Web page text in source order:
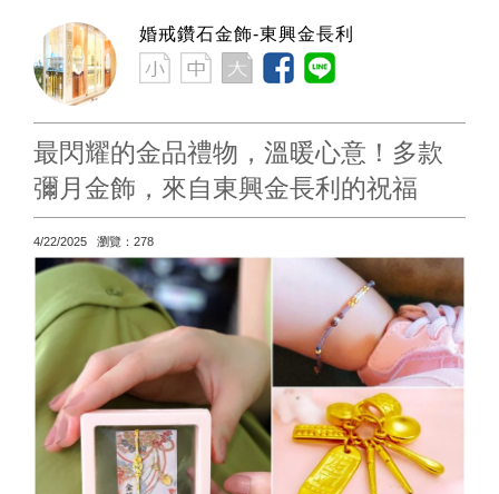
婚戒鑽石金飾-東興金長利
最閃耀的金品禮物，溫暖心意！多款
彌月金飾，來自東興金長利的祝福
4/22/2025 瀏覽：278